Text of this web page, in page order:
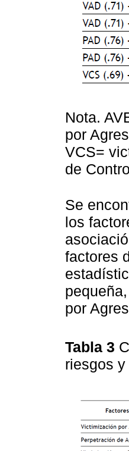
Nota.
por
VCS=
de
Se
los
factores
por
Tabla 3
riesgos